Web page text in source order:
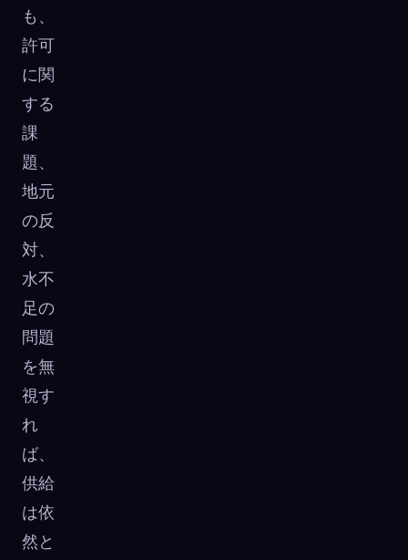
も、
許可
に関
する
課
題、
地元
の反
対、
水不
足の
問題
を無
視す
れ
ば、
供給
は依
然と